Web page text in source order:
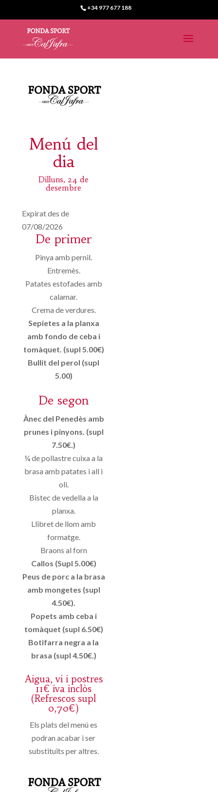
+34 977 677 188
Menú del
dia
Dilluns, 24 de
desembre
Expirat des de
07/08/2026
De primer
Pinya amb pernil.
Entremès.
Patates estofades amb
calamar.
Crema de verdures.
Sepietes a la planxa
amb fondo de ceba i
tomàquet. (supl 5.00€)
Bullit del perol (supl
5.00)
De segon
Ànec del Penedès amb
prunes i pinyons. (supl
7.50€.)
¼ de pollastre cuixa a la
brasa amb patates i all i
oli.
Bistec de vedella a la
planxa.
Llibret de llom amb
formatge.
Braons al forn
Callos (Supl 5.00€)
Peus de porc a la brasa
amb mongetes (supl
4.50€).
Popets amb ceba i
tomàquet (supl 6.50€)
Botifarra negra a la
brasa (supl 4.50€.)
Aigua, vi i postres
11€ iva inclòs
(Refrescos supl
0,70€)
Els plats del menú es
podran acabar i ser
substituïts per altres.